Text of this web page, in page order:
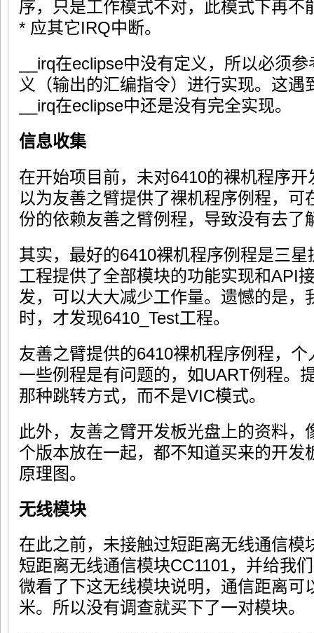
序，只是工作模式不对，此模式下再不
* 应其它IRQ中断。
__irq在eclipse中没有定义，所以必须
义（输出的汇编指令）进行实现。这遇
__irq在eclipse中还是没有完全实现。
信息收集
在开始项目前，未对6410的裸机程序
以为友善之臂提供了裸机程序例程，可
份的依赖友善之臂例程，导致没有去了
其实，最好的6410裸机程序例程是三
工程提供了全部模块的功能实现和API
发，可以大大减少工作量。遗憾的是，
时，才发现6410_Test工程。
友善之臂提供的6410裸机程序例程，
一些例程是有问题的，如UART例程。
那种跳转方式，而不是VIC模式。
此外，友善之臂开发板光盘上的资料，
个版本放在一起，都不知道买来的开发
原理图。
无线模块
在此之前，未接触过短距离无线通信模
短距离无线通信模块CC1101，并给我
微看了下这无线模块说明，通信距离可
米。所以没有调查就买下了一对模块。